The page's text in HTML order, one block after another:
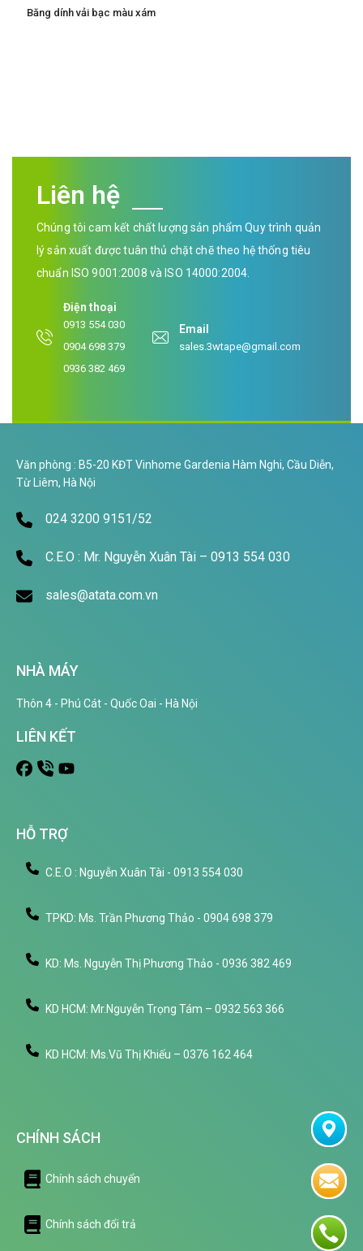
Băng dính vải bạc màu xám
Liên hệ
Chúng tôi cam kết chất lượng sản phẩm Quy trình quản
lý sản xuất được tuân thủ chặt chẽ theo hệ thống tiêu
chuẩn ISO 9001:2008 và ISO 14000:2004.
Điện thoại
0913 554 030
0904 698 379
0936 382 469
Email
sales.3wtape@gmail.com
Văn phòng : B5-20 KĐT Vinhome Gardenia Hàm Nghi, Cầu Diễn,
Từ Liêm, Hà Nội
024 3200 9151/52
C.E.O : Mr. Nguyễn Xuân Tài – 0913 554 030
sales@atata.com.vn
NHÀ MÁY
Thôn 4 - Phú Cát - Quốc Oai - Hà Nội
LIÊN KẾT
HỖ TRỢ
C.E.O : Nguyễn Xuân Tài - 0913 554 030
TPKD: Ms. Trần Phương Thảo - 0904 698 379
KD: Ms. Nguyễn Thị Phương Thảo - 0936 382 469
KD HCM: Mr.Nguyễn Trọng Tám – 0932 563 366
KD HCM: Ms.Vũ Thị Khiếu – 0376 162 464
CHÍNH SÁCH
Chính sách chuyển
Chính sách đổi trả